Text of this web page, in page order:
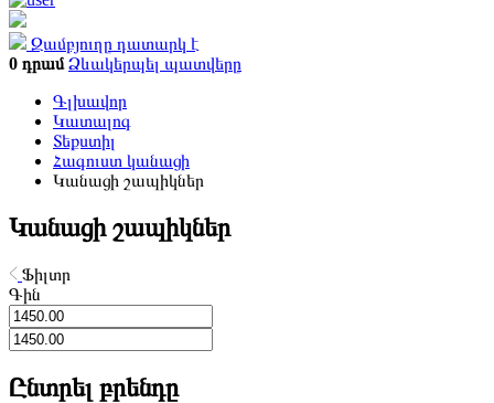
Զամբյուղը դատարկ է
0 դրամ Ձևակերպել պատվերը
Գլխավոր
Կատալոգ
Տեքստիլ
Հագուստ կանացի
Կանացի շապիկներ
Կանացի շապիկներ
Ֆիլտր
Գին
Ընտրել բրենդը